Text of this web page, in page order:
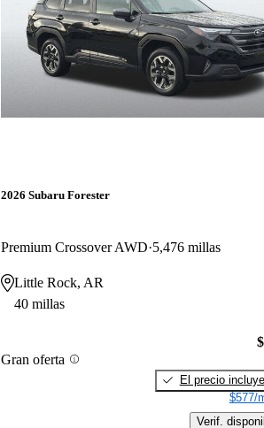
2026 Subaru Forester
Premium Crossover AWD 5,476 millas
Little Rock, AR
40 millas
Gran oferta
El precio
$577/
Verif.